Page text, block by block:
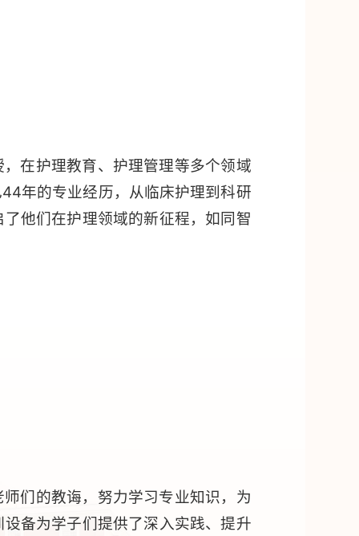
在护理教育、护理管理等多个领域
年的专业经历，从临床护理到科研
他们在护理领域的新征程，如同智
们的教诲，努力学习专业知识，为
备为学子们提供了深入实践、提升